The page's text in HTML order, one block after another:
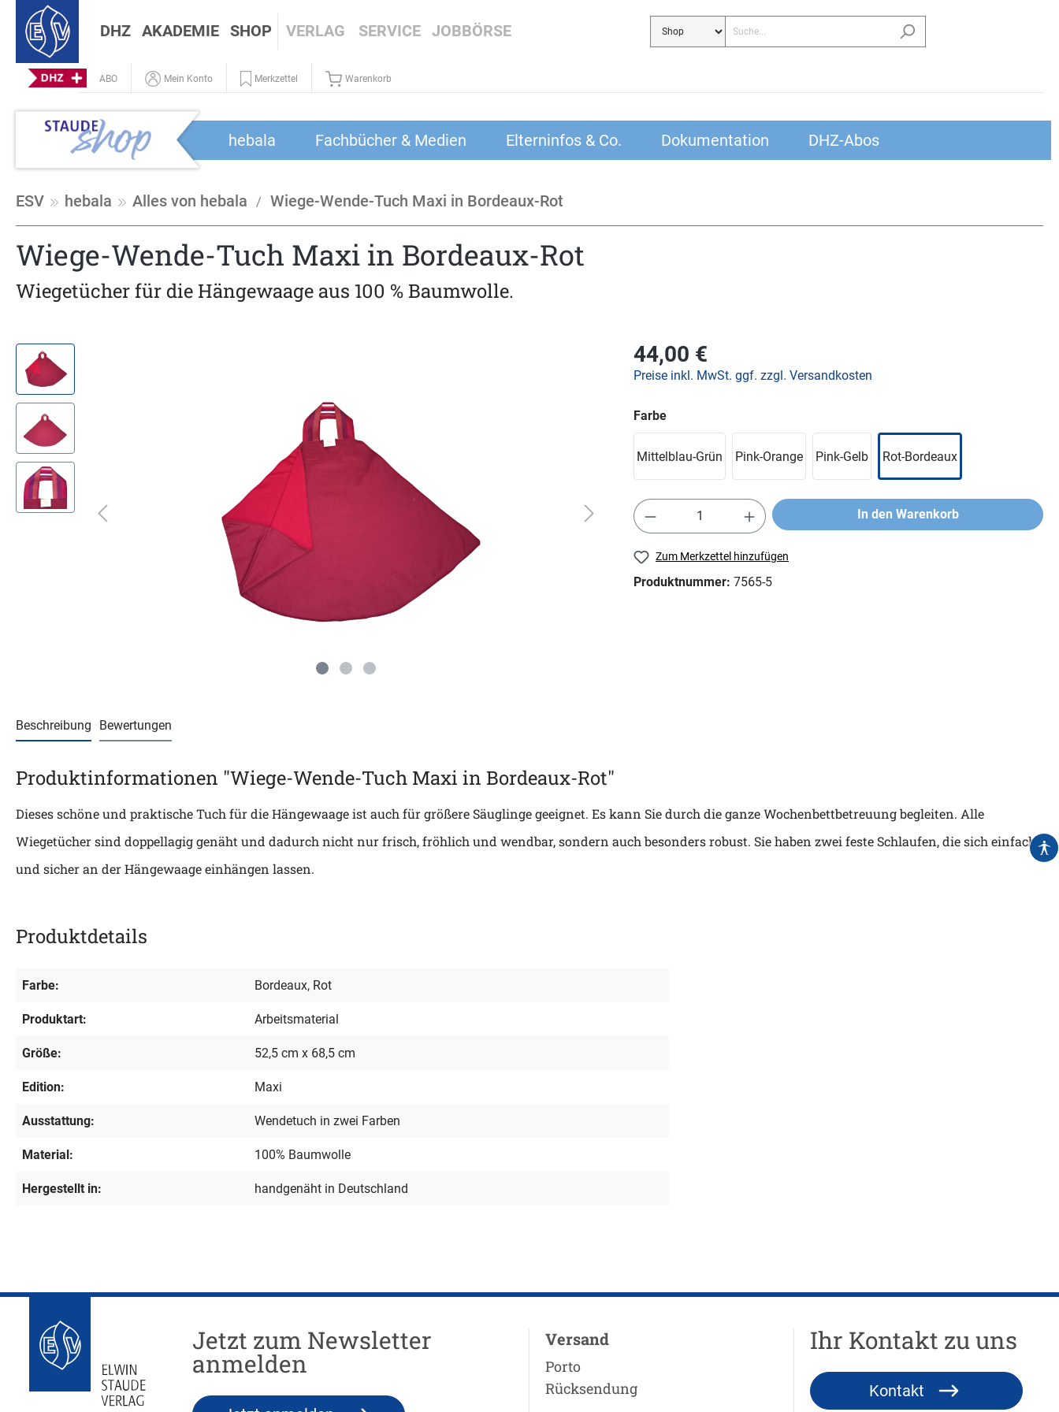
DHZ AKADEMIE SHOP VERLAG SERVICE JOBBÖRSE
ABO Mein Konto Merkzettel Warenkorb
hebala Fachbücher & Medien Elterninfos & Co. Dokumentation DHZ-Abos
ESV hebala Alles von hebala Wiege-Wende-Tuch Maxi in Bordeaux-Rot
Wiege-Wende-Tuch Maxi in Bordeaux-Rot
Wiegetücher für die Hängewaage aus 100 % Baumwolle.
44,00 €
Preise inkl. MwSt. ggf. zzgl. Versandkosten
Farbe
Mittelblau-Grün Pink-Orange Pink-Gelb Rot-Bordeaux
In den Warenkorb
Zum Merkzettel hinzufügen
Produktnummer: 7565-5
Beschreibung Bewertungen
Produktinformationen "Wiege-Wende-Tuch Maxi in Bordeaux-Rot"
Dieses schöne und praktische Tuch für die Hängewaage ist auch für größere Säuglinge geeignet. Es kann Sie durch die ganze Wochenbettbetreuung begleiten. Alle
Wiegetücher sind doppellagig genäht und dadurch nicht nur frisch, fröhlich und wendbar, sondern auch besonders robust. Sie haben zwei feste Schlaufen, die sich einfach
und sicher an der Hängewaage einhängen lassen.
Produktdetails
Farbe: Bordeaux, Rot
Produktart: Arbeitsmaterial
Größe: 52,5 cm x 68,5 cm
Edition: Maxi
Ausstattung: Wendetuch in zwei Farben
Material: 100% Baumwolle
Hergestellt in: handgenäht in Deutschland
Jetzt zum Newsletter
anmelden
Versand
Porto
Rücksendung
Ihr Kontakt zu uns
Kontakt